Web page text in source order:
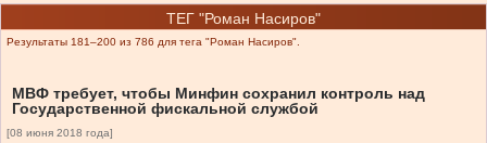
ТЕГ "Роман Насиров"
Результаты 181–200 из 786 для тега "Роман Насиров".
МВФ требует, чтобы Минфин сохранил контроль над
Государственной фискальной службой
[08 июня 2018 года]